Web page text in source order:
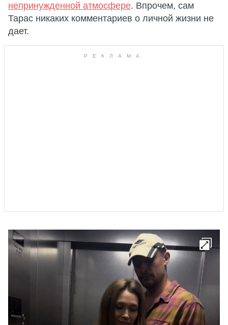
непринужденной атмосфере. Впрочем, сам
Тарас никаких комментариев о личной жизни не
дает.